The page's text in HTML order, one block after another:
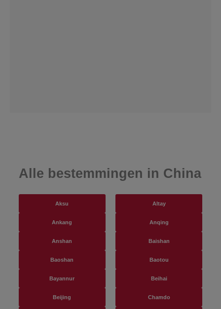
Alle bestemmingen in China
Aksu Altay
Ankang Anqing
Anshan Baishan
Baoshan Baotou
Bayannur Beihai
Beijing Chamdo